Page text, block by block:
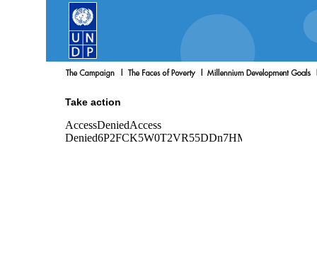
Take action